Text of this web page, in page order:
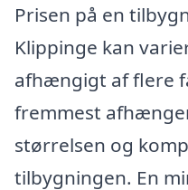
Prisen på en
Klippinge kan
afhængigt af flere
fremmest
størrelsen og
tilbygningen. En